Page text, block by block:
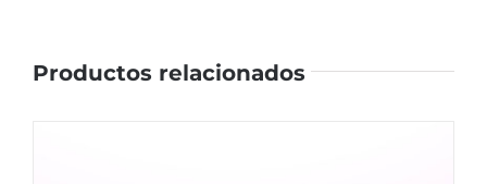
Productos relacionados